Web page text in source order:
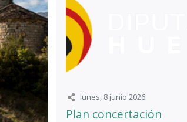
lunes, 8 junio 2026
Plan concertación